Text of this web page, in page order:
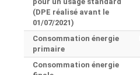
(DPE réalisé avant le
01/07/2021)
Consommation énergie
primaire
Consommation énergie